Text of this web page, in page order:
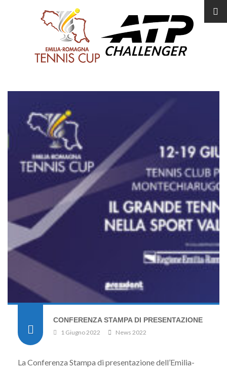
CONFERENZA STAMPA DI PRESENTAZIONE
1 Giugno 2022 News 2022
La Conferenza Stampa di presentazione dell’Emilia-